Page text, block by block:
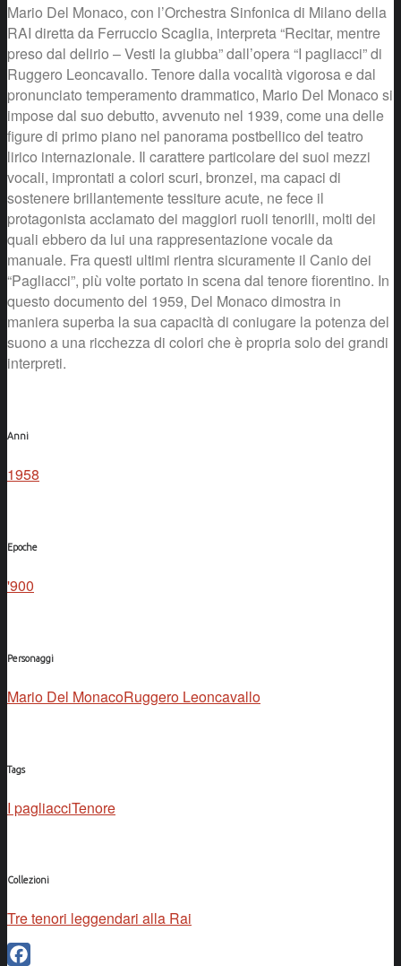
Mario Del Monaco, con l’Orchestra Sinfonica di Milano della
RAI diretta da Ferruccio Scaglia, interpreta “Recitar, mentre
preso dal delirio – Vesti la giubba” dall’opera “I pagliacci” di
Ruggero Leoncavallo. Tenore dalla vocalità vigorosa e dal
pronunciato temperamento drammatico, Mario Del Monaco si
impose dal suo debutto, avvenuto nel 1939, come una delle
figure di primo piano nel panorama postbellico del teatro
lirico internazionale. Il carattere particolare dei suoi mezzi
vocali, improntati a colori scuri, bronzei, ma capaci di
sostenere brillantemente tessiture acute, ne fece il
protagonista acclamato dei maggiori ruoli tenorili, molti dei
quali ebbero da lui una rappresentazione vocale da
manuale. Fra questi ultimi rientra sicuramente il Canio dei
“Pagliacci”, più volte portato in scena dal tenore fiorentino. In
questo documento del 1959, Del Monaco dimostra in
maniera superba la sua capacità di coniugare la potenza del
suono a una ricchezza di colori che è propria solo dei grandi
interpreti.
Anni
1958
Epoche
'900
Personaggi
Mario Del MonacoRuggero Leoncavallo
Tags
I pagliacciTenore
Collezioni
Tre tenori leggendari alla Rai